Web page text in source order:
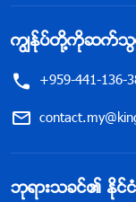
ကြၽန္ုပ္တို႔ကိုဆက္သ
+959-441-136-
ဘုရားသခင္၏ ႏိုင္